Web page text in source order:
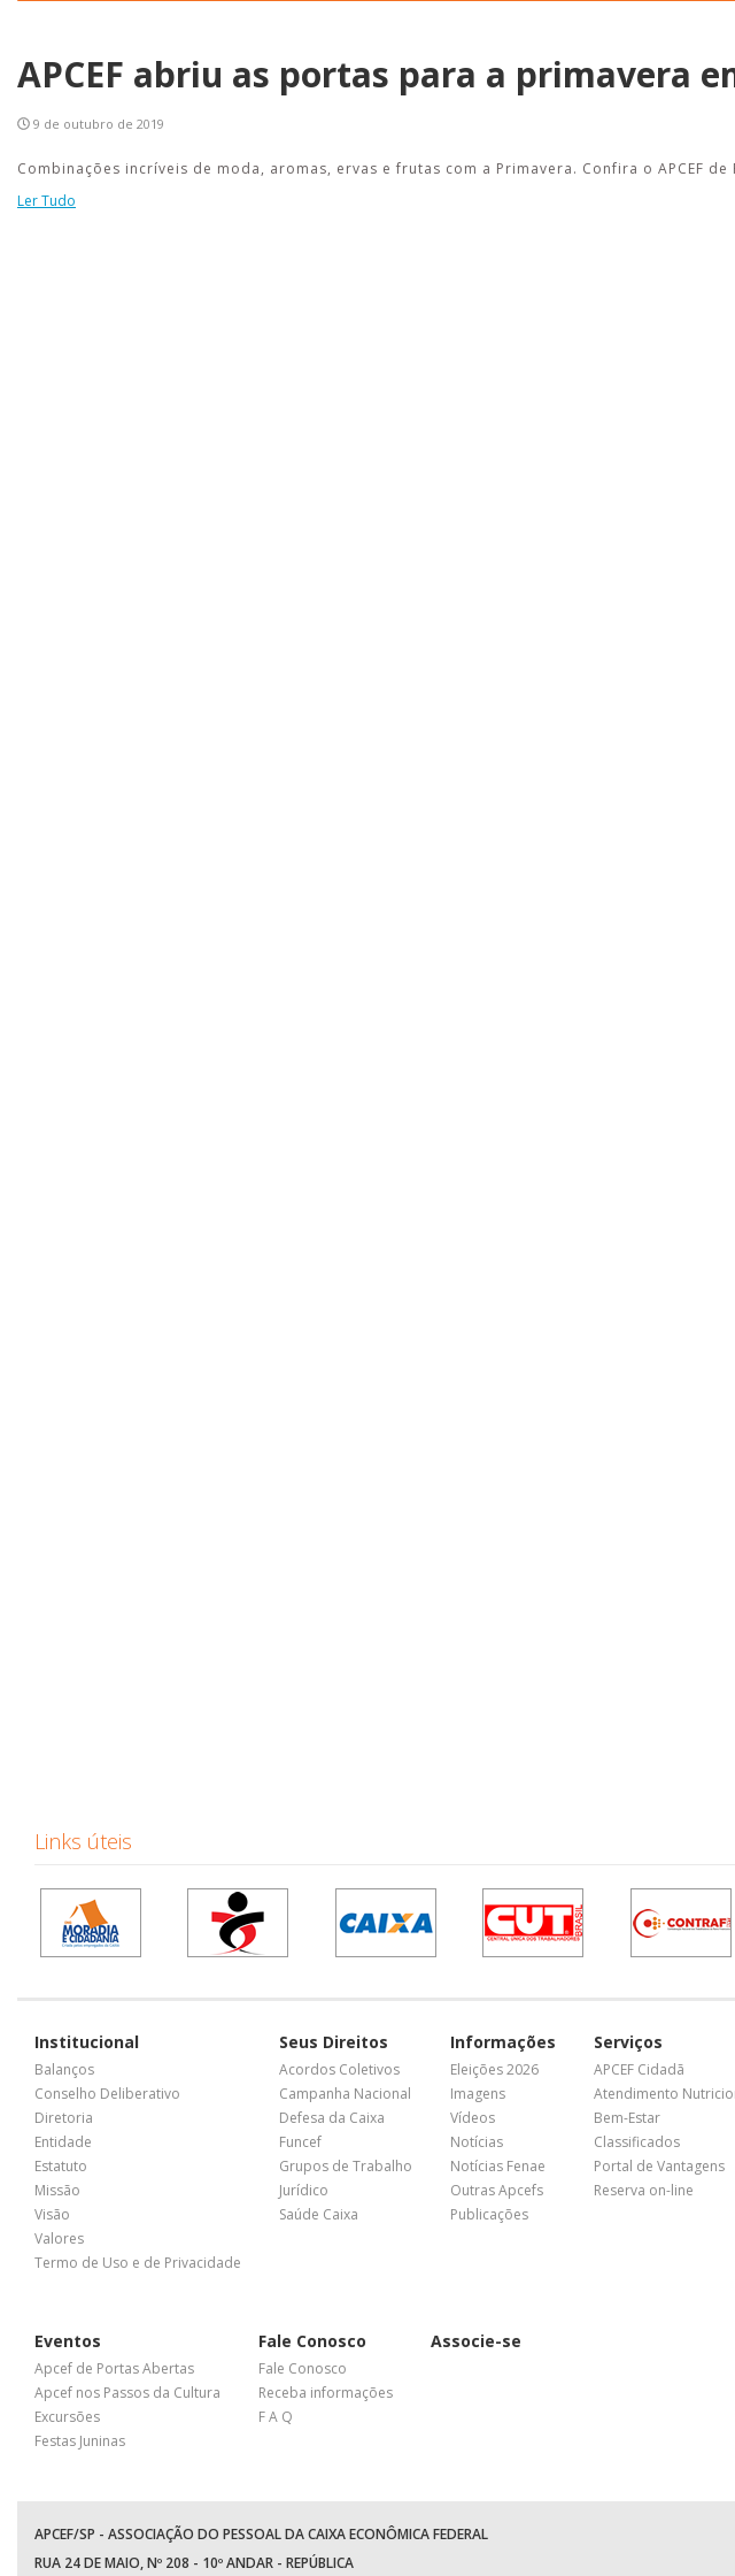
APCEF abriu as portas para a primavera
9 de outubro de 2019
Combinações incríveis de moda, aromas, ervas e frutas com a Primavera. Confira o APCEF de
Ler Tudo
confira os
Links úteis
Institucional
Balanços
Conselho Deliberativo
Diretoria
Entidade
Estatuto
Missão
Visão
Valores
Termo de Uso e de Privacidade
Seus Direitos
Acordos Coletivos
Campanha Nacional
Defesa da Caixa
Funcef
Grupos de Trabalho
Jurídico
Saúde Caixa
Informações
Eleições 2026
Imagens
Vídeos
Notícias
Notícias Fenae
Outras Apcefs
Publicações
Serviços
APCEF Cidadã
Atendimento
Bem-Estar
Classificados
Portal de Vantagens
Reserva on-line
Eventos
Apcef de Portas Abertas
Apcef nos Passos da Cultura
Excursões
Festas Juninas
Fale Conosco
Fale Conosco
Receba informações
F A Q
Associe-se
APCEF/SP - ASSOCIAÇÃO DO PESSOAL DA CAIXA ECONÔMICA FEDERAL
RUA 24 DE MAIO, Nº 208 - 10º ANDAR - REPÚBLICA